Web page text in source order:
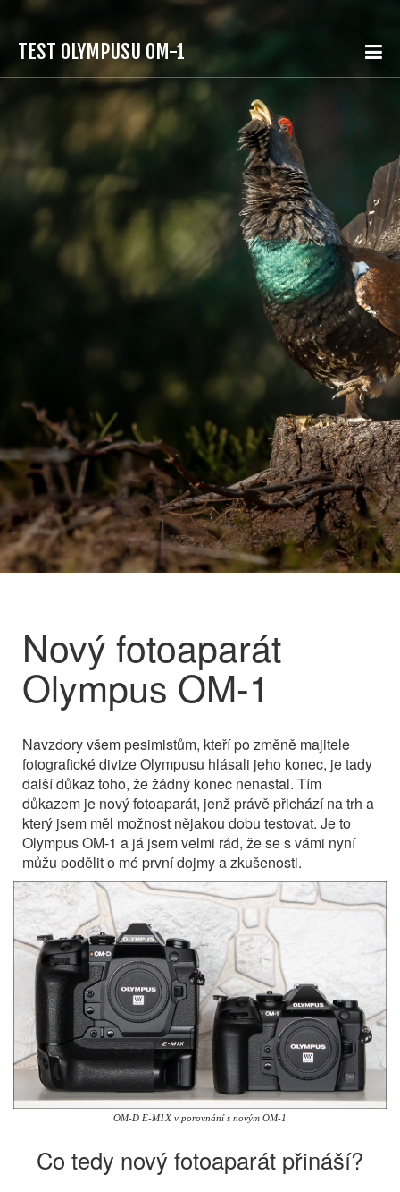
TEST OLYMPUSU OM-1
Nový fotoaparát
Olympus OM-1
Navzdory všem pesimistům, kteří po změně majitele
fotografické divize Olympusu hlásali jeho konec, je tady
další důkaz toho, že žádný konec nenastal. Tím
důkazem je nový fotoaparát, jenž právě přichází na trh a
který jsem měl možnost nějakou dobu testovat. Je to
Olympus OM-1 a já jsem velmi rád, že se s vámi nyní
můžu podělit o mé první dojmy a zkušenosti.
OM-D E-M1X v porovnání s novým OM-1
Co tedy nový fotoaparát přináší?